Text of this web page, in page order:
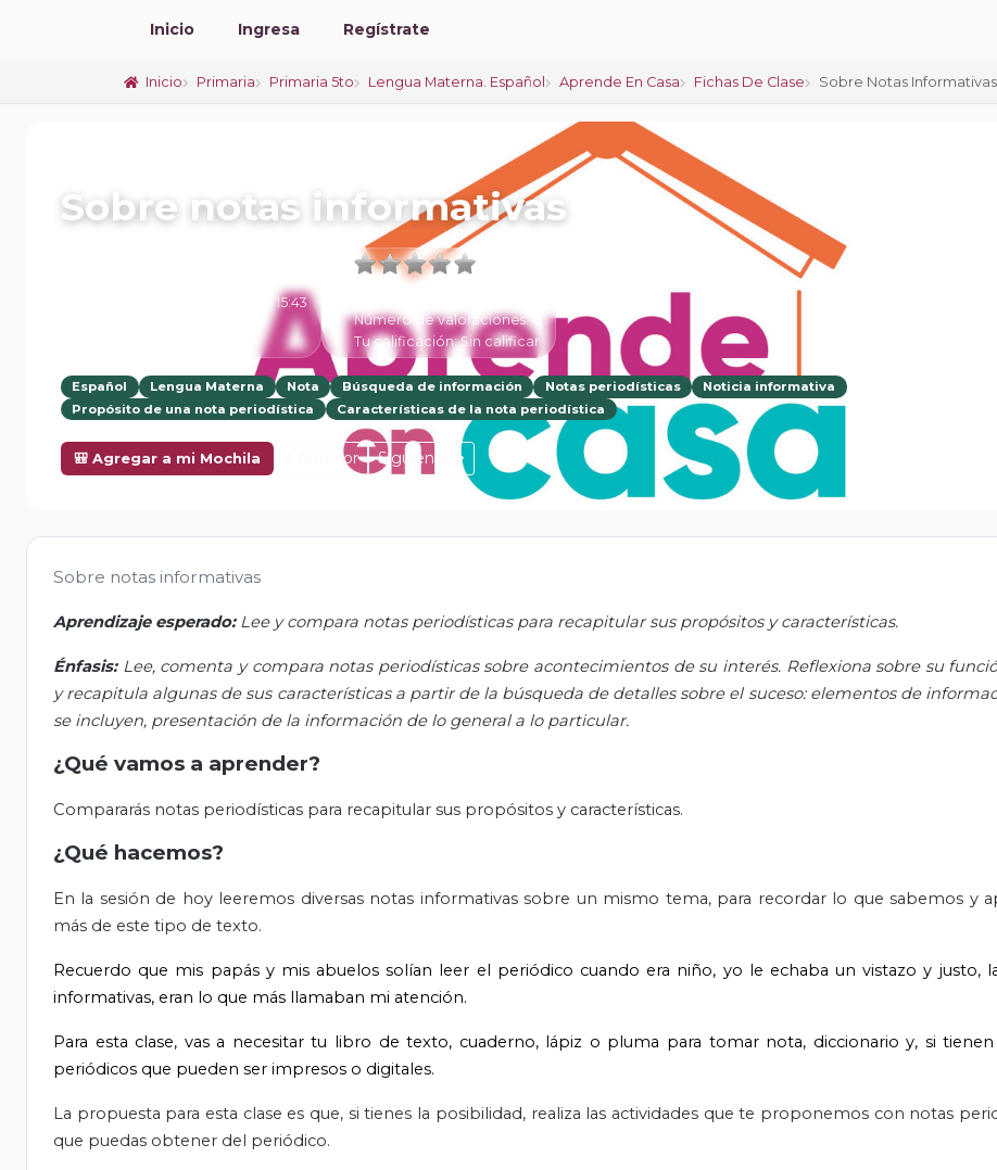
Inicio Ingresa Regístrate
Inicio Primaria Primaria 5to Lengua Materna. Español Aprende En Casa Fichas De Clase Sobre Notas Informativas
Sobre notas informativas
6 de Febrero de 2025 a las 15:43
Número de valoraciones:0
Tu calificación:Sin calificar
Español Lengua Materna Nota Búsqueda de información Notas periodísticas
Noticia informativa
Propósito de una nota periodística
Características de la nota periodística
🎒 Agregar a mi Mochila Anterior Siguiente
Sobre notas informativas
Aprendizaje esperado: Lee y compara notas periodísticas para recapitular sus propósitos y características.
Énfasis: Lee, comenta y compara notas periodísticas sobre acontecimientos de su interés. Reflexiona sobre su
y recapitula algunas de sus características a partir de la búsqueda de detalles sobre el suceso: elementos de
se incluyen, presentación de la información de lo general a lo particular.
¿Qué vamos a aprender?
Compararás notas periodísticas para recapitular sus propósitos y características.
¿Qué hacemos?
En la sesión de hoy leeremos diversas notas informativas sobre un mismo tema, para recordar lo que sabemos y
más de este tipo de texto.
Recuerdo que mis papás y mis abuelos solían leer el periódico cuando era niño, yo le echaba un vistazo y justo,
informativas, eran lo que más llamaban mi atención.
Para esta clase, vas a necesitar tu libro de texto, cuaderno, lápiz o pluma para tomar nota, diccionario y, si tienen
periódicos que pueden ser impresos o digitales.
La propuesta para esta clase es que, si tienes la posibilidad, realiza las actividades que te proponemos con notas
que puedas obtener del periódico.